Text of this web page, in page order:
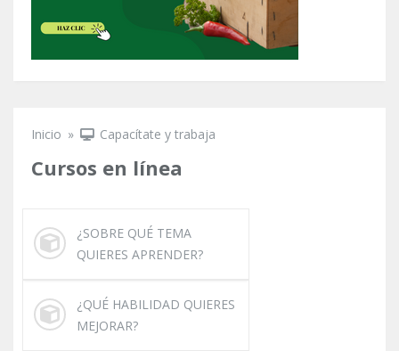
Inicio » Capacítate y trabaja
Cursos en línea
¿SOBRE QUÉ TEMA
QUIERES APRENDER?
¿QUÉ HABILIDAD QUIERES
MEJORAR?